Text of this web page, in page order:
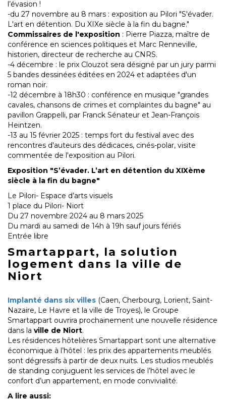
l’évasion !
-du 27 novembre au 8 mars : exposition au Pilori "S'évader.
L'art en détention. Du XIXe siècle à la fin du bagne."
Commissaires de l'exposition : Pierre Piazza, maître de
conférence en sciences politiques et Marc Renneville,
historien, directeur de recherche au CNRS.
-4 décembre : le prix Clouzot sera désigné par un jury parmi
5 bandes dessinées éditées en 2024 et adaptées d'un
roman noir.
-12 décembre à 18h30 : conférence en musique "grandes
cavales, chansons de crimes et complaintes du bagne" au
pavillon Grappelli, par Franck Sénateur et Jean-François
Heintzen.
-13 au 15 février 2025 : temps fort du festival avec des
rencontres d'auteurs des dédicaces, cinés-polar, visite
commentée de l'exposition au Pilori.
Exposition "S’évader. L’art en détention du XIXème
siècle à la fin du bagne"
Le Pilori- Espace d’arts visuels
1 place du Pilori- Niort
Du 27 novembre 2024 au 8 mars 2025
Du mardi au samedi de 14h à 19h sauf jours fériés
Entrée libre
Smartappart, la solution
logement dans la ville de
Niort
Implanté dans six villes (Caen, Cherbourg, Lorient, Saint-
Nazaire, Le Havre et la ville de Troyes), le Groupe
Smartappart ouvrira prochainement une nouvelle résidence
dans la ville de Niort.
Les résidences hôtelières Smartappart sont une alternative
économique à l’hôtel : les prix des appartements meublés
sont dégressifs à partir de deux nuits. Les studios meublés
de standing conjuguent les services de l’hôtel avec le
confort d’un appartement, en mode convivialité.
A lire aussi: